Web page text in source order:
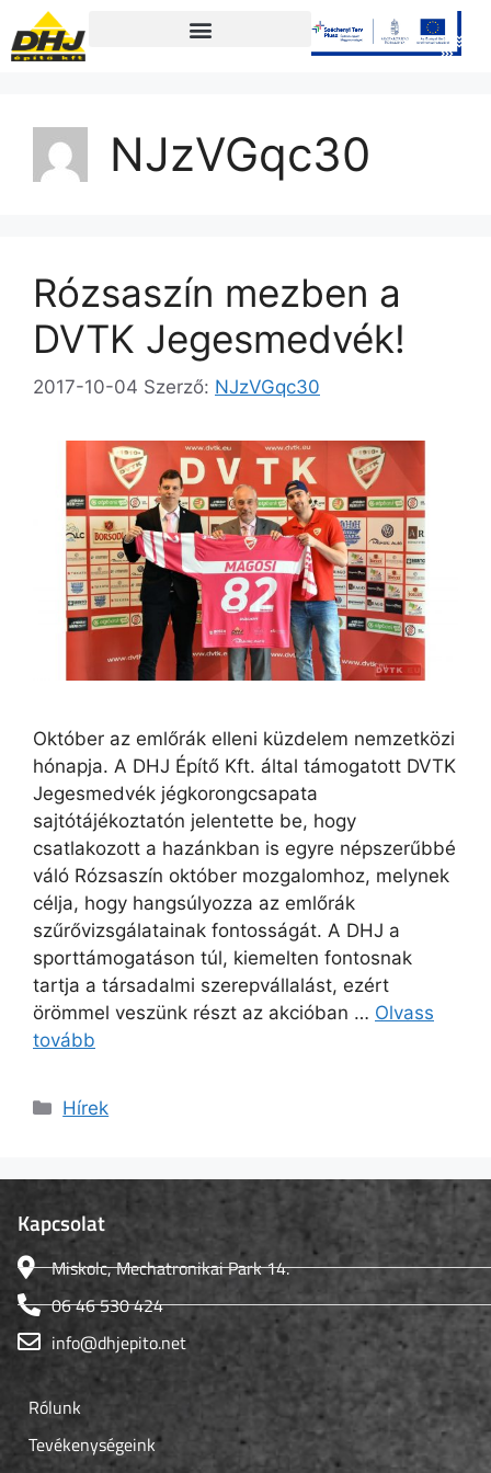
NJzVGqc30
Rózsaszín mezben a
DVTK Jegesmedvék!
2017-10-04 Szerző: NJzVGqc30
Október az emlőrák elleni küzdelem nemzetközi
hónapja. A DHJ Építő Kft. által támogatott DVTK
Jegesmedvék jégkorongcsapata
sajtótájékoztatón jelentette be, hogy
csatlakozott a hazánkban is egyre népszerűbbé
váló Rózsaszín október mozgalomhoz, melynek
célja, hogy hangsúlyozza az emlőrák
szűrővizsgálatainak fontosságát. A DHJ a
sporttámogatáson túl, kiemelten fontosnak
tartja a társadalmi szerepvállalást, ezért
örömmel veszünk részt az akcióban … Olvass
tovább
Hírek
Kapcsolat
Miskolc, Mechatronikai Park 14.
06 46 530 424
info@dhjepito.net
Rólunk
Tevékenységeink